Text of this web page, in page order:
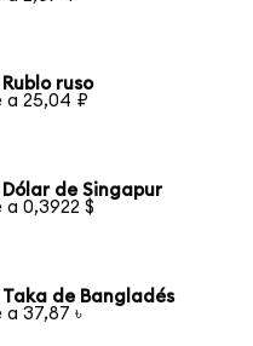
ruso
a 25,04 ₽
de Singapur
a 0,3922 $
de Bangladés
a 37,87 ৳